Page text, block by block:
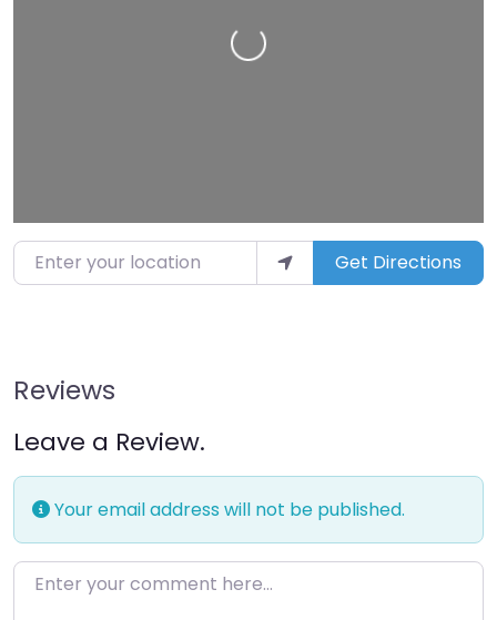
Loading…
Enter your location Get Directions
Reviews
Leave a Review.
Your email address will not be published.
Enter your comment here…